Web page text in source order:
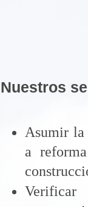
Nuestros
Asumir la
a